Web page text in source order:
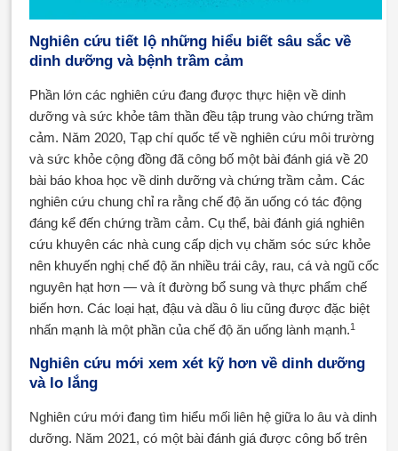
Nghiên cứu tiết lộ những hiểu biết sâu sắc về
dinh dưỡng và bệnh trầm cảm
Phần lớn các nghiên cứu đang được thực hiện về dinh
dưỡng và sức khỏe tâm thần đều tập trung vào chứng trầm
cảm. Năm 2020, Tạp chí quốc tế về nghiên cứu môi trường
và sức khỏe cộng đồng đã công bố một bài đánh giá về 20
bài báo khoa học về dinh dưỡng và chứng trầm cảm. Các
nghiên cứu chung chỉ ra rằng chế độ ăn uống có tác động
đáng kể đến chứng trầm cảm. Cụ thể, bài đánh giá nghiên
cứu khuyên các nhà cung cấp dịch vụ chăm sóc sức khỏe
nên khuyến nghị chế độ ăn nhiều trái cây, rau, cá và ngũ cốc
nguyên hạt hơn — và ít đường bổ sung và thực phẩm chế
biến hơn. Các loại hạt, đậu và dầu ô liu cũng được đặc biệt
nhấn mạnh là một phần của chế độ ăn uống lành mạnh.1
Nghiên cứu mới xem xét kỹ hơn về dinh dưỡng
và lo lắng
Nghiên cứu mới đang tìm hiểu mối liên hệ giữa lo âu và dinh
dưỡng. Năm 2021, có một bài đánh giá được công bố trên